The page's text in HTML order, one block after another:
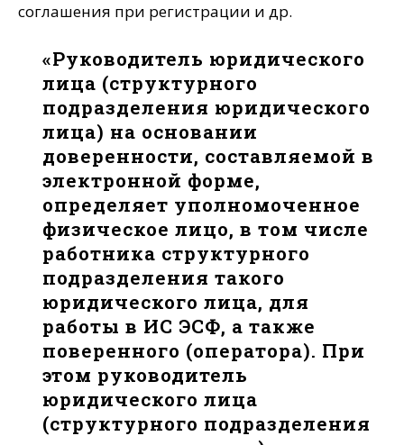
соглашения при регистрации и др.
«Руководитель юридического
лица (структурного
подразделения юридического
лица) на основании
доверенности, составляемой в
электронной форме,
определяет уполномоченное
физическое лицо, в том числе
работника структурного
подразделения такого
юридического лица, для
работы в ИС ЭСФ, а также
поверенного (оператора). При
этом руководитель
юридического лица
(структурного подразделения